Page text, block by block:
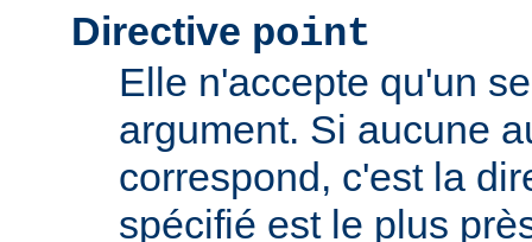
Directive point
Elle n'accepte qu'un
argument. Si aucune
correspond, c'est la
spécifié est le plus